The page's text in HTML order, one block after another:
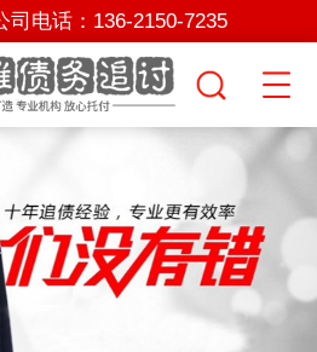
司电话： 136-2150-7235